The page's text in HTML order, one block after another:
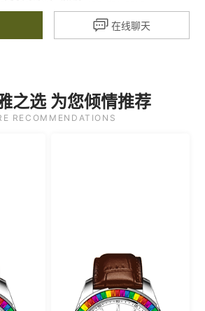
 在线聊天
之选 为您倾情推荐
RECOMMENDATIONS